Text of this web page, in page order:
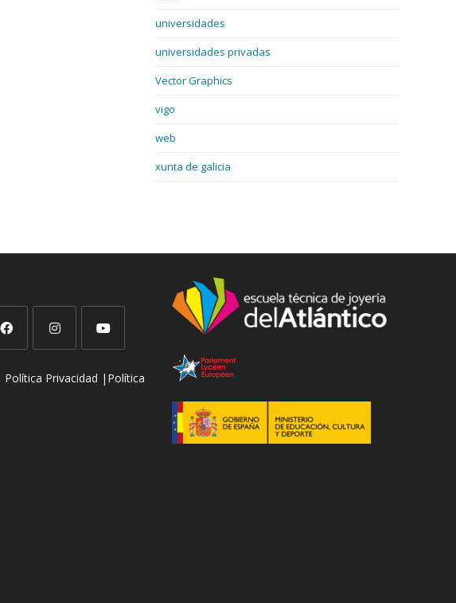
universidades
universidades privadas
Vector Graphics
vigo
web
xunta de galicia
Política Privacidad | Política